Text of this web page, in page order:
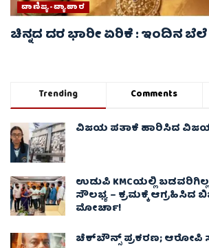
ವಾಣಿಜ್ಯ-ವ್ಯಾಪಾರ
ಚಿನ್ನದ ದರ ಭಾರೀ ಏರಿಕೆ : ಇಂದಿನ ಬೆಲೆ
Trending Comments
ವಿಜಯ ಪತಾಕೆ ಹಾರಿಸಿದ ವಿಜಯ
ಉಡುಪಿ KMCಯಲ್ಲಿ
ಸೌಲಭ್ಯ – ಕ್ರಮಕ್ಕೆ ಆಗ್ರಹಿಸಿದ
ಮೋರ್ಚಾ!
ಚೆಕ್​ಬೌನ್ಸ್​ ಪ್ರಕರಣ; ಆರೋಪಿ